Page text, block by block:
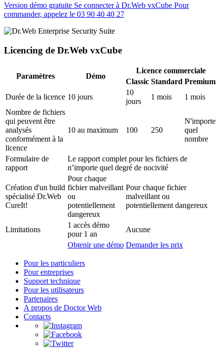
Version démo gratuite Se connecter à Dr.Web vxCube Pour
commander, appelez le 03 90 40 40 27
Licencing de Dr.Web vxCube
Paramètres Démo
Licence commerciale
Classic Standard Premium
Durée de la licence 10 jours
10
jours
1 mois
1 mois
Nombre de fichiers
qui peuvent être
analysés
conformément à la
licence
10 au maximum 100 250
N'importe
quel
nombre
Formulaire de
rapport
Le rapport complet pour les fichiers de
n’importe quel degré de nocivité
Création d'un build
spécialisé Dr.Web
CureIt!
Pour chaque
fichier malveillant
ou
potentiellement
dangereux
Pour chaque fichier
malveillant ou
potentiellement dangereux
Limitations
1 accès démo
pour 1 an
Aucune
Obtenir une démo Demander les prix
Pour les particuliers
Pour entreprises
Support technique
Pour les utilisateurs
Partenaires
A propos de Doctor Web
Contacts